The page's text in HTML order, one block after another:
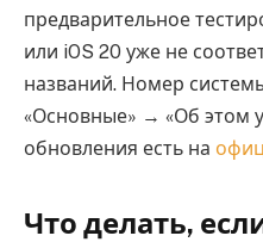
предварительное
или iOS 20 уже не
названий. Номер
«Основные» → «Об этом
обновления есть на
Что делать,